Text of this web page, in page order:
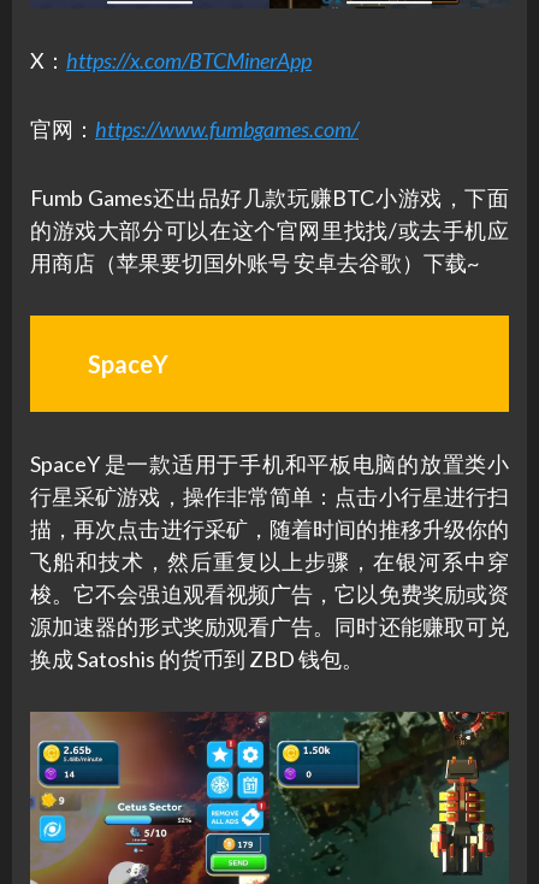
X： https://x.com/BTCMinerApp
官网： https://www.fumbgames.com/
Fumb Games还出品好几款玩赚BTC小游戏，下面
的游戏大部分可以在这个官网里找找/或去手机应
用商店（苹果要切国外账号 安卓去谷歌）下载~
SpaceY
SpaceY 是一款适用于手机和平板电脑的放置类小
行星采矿游戏，操作非常简单：点击小行星进行扫
描，再次点击进行采矿，随着时间的推移升级你的
飞船和技术，然后重复以上步骤，在银河系中穿
梭。它不会强迫观看视频广告，它以免费奖励或资
源加速器的形式奖励观看广告。同时还能赚取可兑
换成 Satoshis 的货币到 ZBD 钱包。